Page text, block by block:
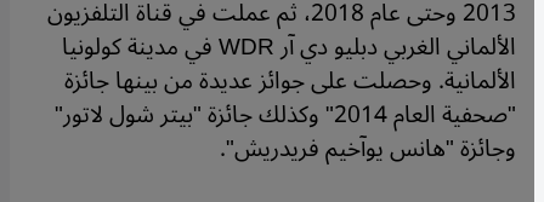
2013 وحتى عام 2018، ثم عملت في قناة التلفزيون
الألماني الغربي دبليو دي آر WDR في مدينة كولونيا
الألمانية. وحصلت على جوائز عديدة من بينها جائزة
"صحفية العام 2014" وكذلك جائزة "بيتر شول لاتور"
وجائزة "هانس يوآخيم فريدريش".